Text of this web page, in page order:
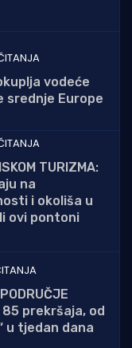
vodeće
srednje Europe
TURIZMA:
na
i okoliša u
ovi pontoni
prekršaja, od
u tjedan dana